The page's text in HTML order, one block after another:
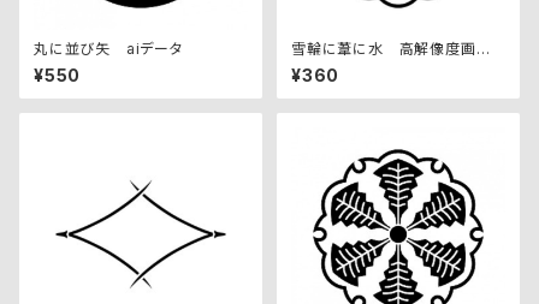
丸に並び矢 aiデータ
¥550
雪輪に葦に水 高解像度画像
セット
¥360